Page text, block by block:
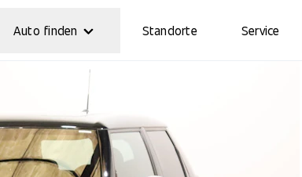
Auto finden Standorte Service